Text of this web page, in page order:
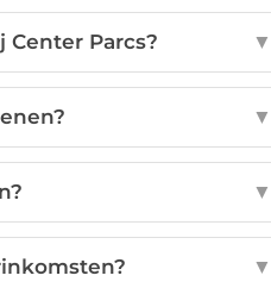
Parcs? ▼
▼
▼
▼